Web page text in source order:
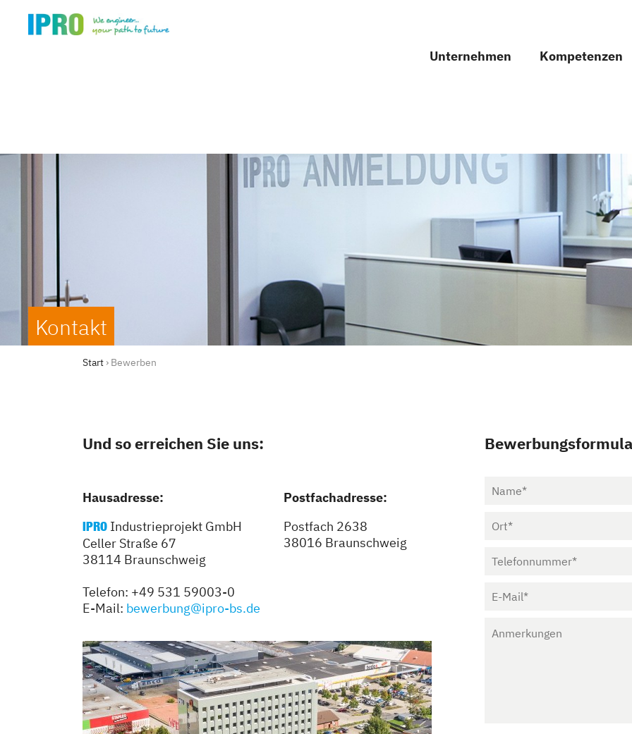
Unternehmen Kompetenzen
Kontakt
Start › Bewerben
Und so erreichen Sie uns:
Hausadresse:
IPRO Industrieprojekt GmbH
Celler Straße 67
38114 Braunschweig
Telefon: +49 531 59003-0
E-Mail: bewerbung@ipro-bs.de
Postfachadresse:
Postfach 2638
38016 Braunschweig